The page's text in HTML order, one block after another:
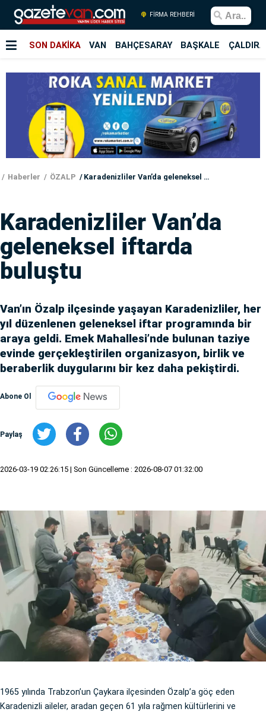
FİRMA REHBERİ
SON DAKİKA VAN BAHÇESARAY BAŞKALE
Haberler ÖZALP Karadenizliler Van’da geleneksel iftarda buluştu
Karadenizliler Van’da
geleneksel iftarda
buluştu
Van’ın Özalp ilçesinde yaşayan Karadenizliler, her
yıl düzenlenen geleneksel iftar programında bir
araya geldi. Emek Mahallesi’nde bulunan taziye
evinde gerçekleştirilen organizasyon, birlik ve
beraberlik duygularını bir kez daha pekiştirdi.
Abone Ol
Paylaş
2026-03-19 02:26:15 | Son Güncelleme : 2026-08-07 01:32:00
1965 yılında Trabzon’un Çaykara ilçesinden Özalp’a göç eden
Karadenizli aileler, aradan geçen 61 yıla rağmen kültürlerini ve